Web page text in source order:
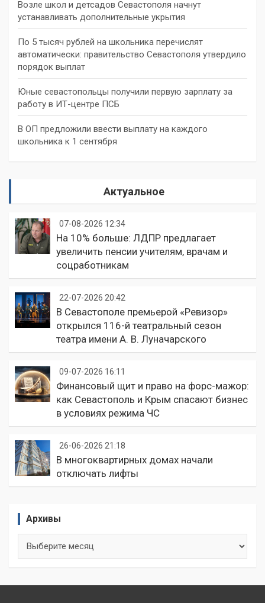
Возле школ и детсадов Севастополя начнут
устанавливать дополнительные укрытия
По 5 тысяч рублей на школьника перечислят
автоматически: правительство Севастополя утвердило
порядок выплат
Юные севастопольцы получили первую зарплату за
работу в ИТ-центре ПСБ
В ОП предложили ввести выплату на каждого
школьника к 1 сентября
Актуальное
07-08-2026 12:34
На 10% больше: ЛДПР предлагает
увеличить пенсии учителям, врачам и
соцработникам
22-07-2026 20:42
В Севастополе премьерой «Ревизор»
открылся 116-й театральный сезон
театра имени А. В. Луначарского
09-07-2026 16:11
Финансовый щит и право на форс-мажор:
как Севастополь и Крым спасают бизнес
в условиях режима ЧС
26-06-2026 21:18
В многоквартирных домах начали
отключать лифты
Архивы